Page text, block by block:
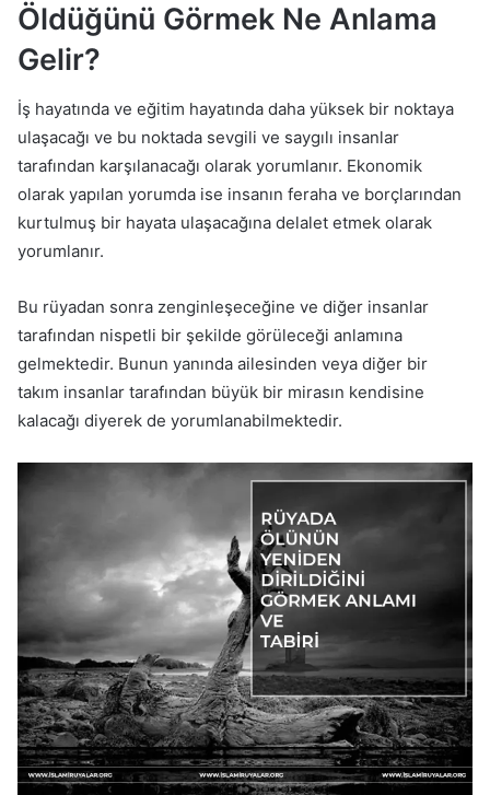
Öldüğünü Görmek Ne Anlama
Gelir?
İş hayatında ve eğitim hayatında daha yüksek bir noktaya
ulaşacağı ve bu noktada sevgili ve saygılı insanlar
tarafından karşılanacağı olarak yorumlanır. Ekonomik
olarak yapılan yorumda ise insanın feraha ve borçlarından
kurtulmuş bir hayata ulaşacağına delalet etmek olarak
yorumlanır.
Bu rüyadan sonra zenginleşeceğine ve diğer insanlar
tarafından nispetli bir şekilde görüleceği anlamına
gelmektedir. Bunun yanında ailesinden veya diğer bir
takım insanlar tarafından büyük bir mirasın kendisine
kalacağı diyerek de yorumlanabilmektedir.